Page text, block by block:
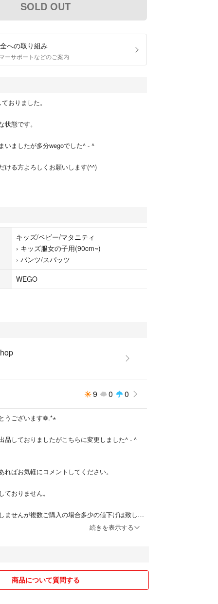
SOLD OUT
への取り組み
ーサポートなどのご案内
おりました。
状態です。
いましたが多分wegoでした^ - ^
ける方よろしくお願いします(^^)
キッズ/ベビー/マタニティ
› キッズ服女の子用(90cm~)
› パンツ/スパッツ
WEGO
9 0 0
うございます❁.*⋆
品しておりましたがこちらに変更しました^ - ^
ばお気軽にコメントしてください。
おりません。
ませんが複数ご購入の場合多少の値下げは致しく
たしますので、その場合補償がつきませんの
責任は取りません！
入お願いします。
続きを表示する
商品について質問する